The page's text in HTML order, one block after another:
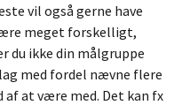
vil også gerne have
meget forskelligt,
du ikke din målgruppe
med fordel nævne flere
at være med. Det kan fx